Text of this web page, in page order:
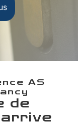
AS
de